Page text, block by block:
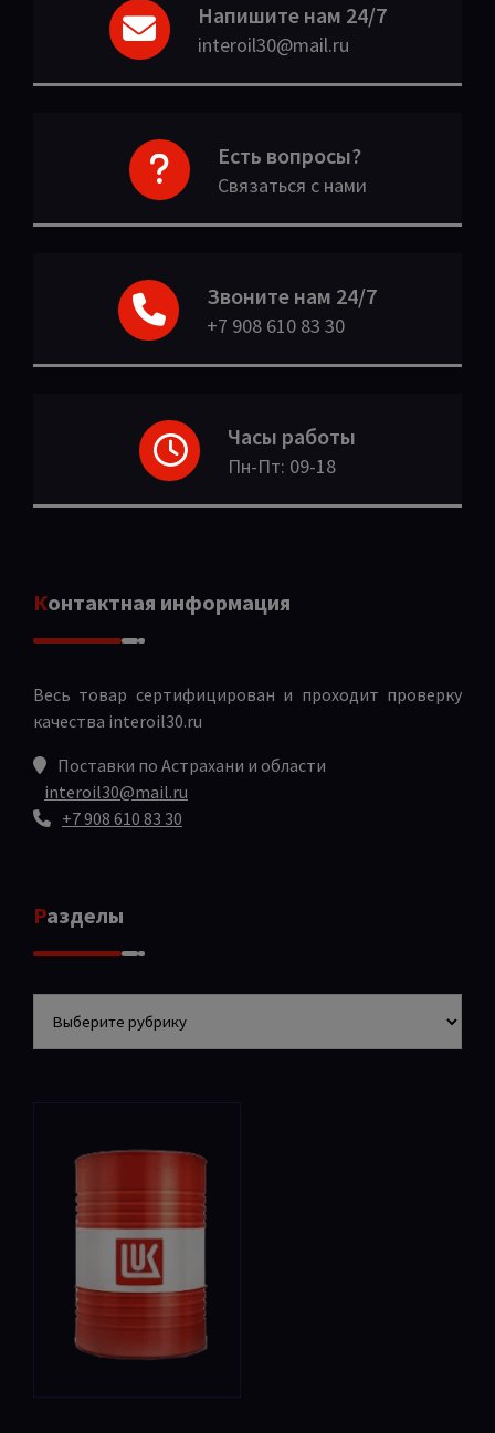
Напишите нам 24/7
interoil30@mail.ru
Есть вопросы?
Связаться с нами
Звоните нам 24/7
+7 908 610 83 30
Часы работы
Пн-Пт: 09-18
Контактная информация
Весь товар сертифицирован и проходит проверку
качества interoil30.ru
Поставки по Астрахани и области
interoil30@mail.ru
+7 908 610 83 30
Разделы